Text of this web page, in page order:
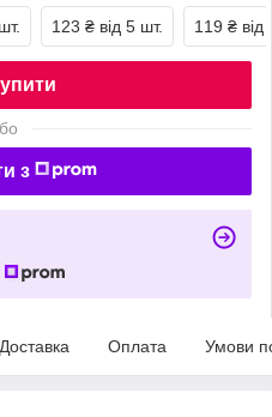
123 ₴ від 5 шт. 119 ₴ від
з
Доставка Оплата Умови